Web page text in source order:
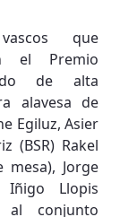
que
el Premio
de alta
alavesa de
Egiluz, Asier
(BSR) Rakel
Jorge
Llopis
al conjunto